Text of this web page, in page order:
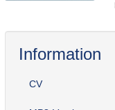
Information
CV